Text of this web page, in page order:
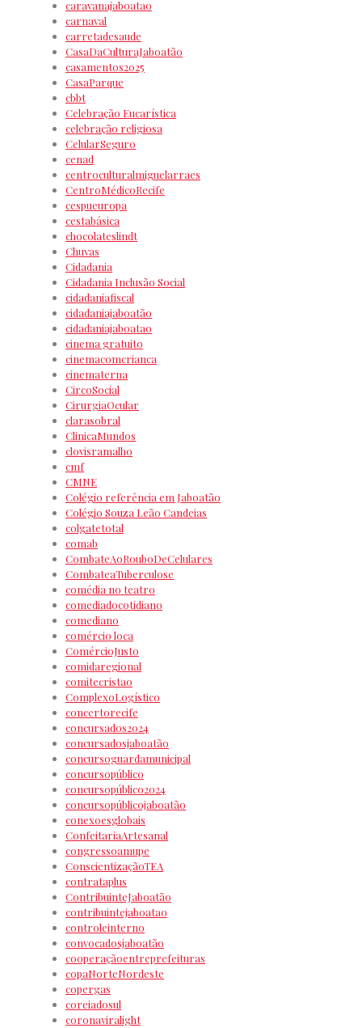
caravanajaboatao
carnaval
carretadesaude
CasaDaCulturaJaboatão
casamentos2025
CasaParque
cbbt
Celebração Eucarística
celebração religiosa
CelularSeguro
cenad
centroculturalmiguelarraes
CentroMédicoRecife
cespueuropa
cestabásica
chocolateslindt
Chuvas
Cidadania
Cidadania Inclusão Social
cidadaniafiscal
cidadaniajaboatão
cidadaniajaboatao
cinema gratuito
cinemacomcrianca
cinematerna
CircoSocial
CirurgiaOcular
clarasobral
ClinicaMundos
clovisramalho
cmf
CMNE
Colégio referência em Jaboatão
Colégio Souza Leão Candeias
colgatetotal
comab
CombateAoRouboDeCelulares
CombateaTuberculose
comédia no teatro
comediadocotidiano
comediano
comércio loca
ComércioJusto
comidaregional
comitecristao
ComplexoLogístico
concertorecife
concursados2024
concursadosjaboatão
concursoguardamunicipal
concursopúblico
concursopúblico2024
concursopúblicojaboatão
conexoesglobais
ConfeitariaArtesanal
congressoamupe
ConscientizaçãoTEA
contrataplus
ContribuinteJaboatão
contribuintejaboatao
controleinterno
convocadosjaboatão
cooperaçãoentreprefeituras
copaNorteNordeste
copergas
coreiadosul
coronaviralight